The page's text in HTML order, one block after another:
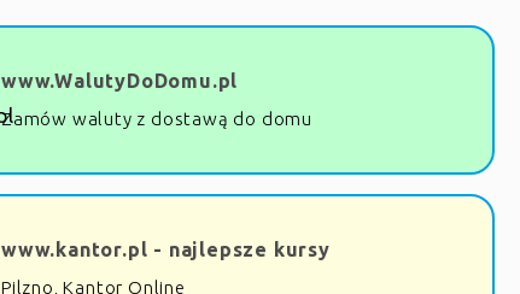
www.WalutyDoDomu.pl
Zamów waluty z dostawą do domu
www.kantor.pl - najlepsze kursy
Pilzno, Kantor Online